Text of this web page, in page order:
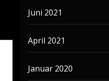
Juni 2021
April 2021
Januar 2020